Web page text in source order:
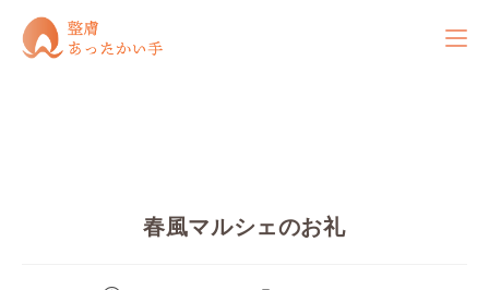
春風マルシェのお礼